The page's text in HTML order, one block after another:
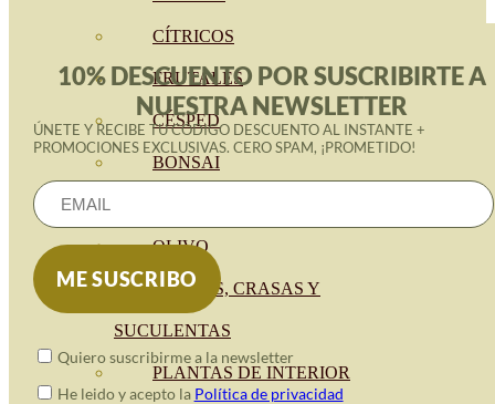
CÍTRICOS
FRUTALES
CÉSPED
BONSAI
OLIVO
CACTUS, CRASAS Y
SUCULENTAS
PLANTAS DE INTERIOR
10% DESCUENTO POR SUSCRIBIRTE A
NUESTRA NEWSLETTER
ÚNETE Y RECIBE TU CÓDIGO DESCUENTO AL INSTANTE +
PROMOCIONES EXCLUSIVAS. CERO SPAM, ¡PROMETIDO!
Quiero suscribirme a la newsletter
He leido y acepto la Política de privacidad